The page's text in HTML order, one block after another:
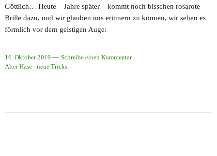
Göttlich… Heute – Jahre später – kommt noch bisschen rosarote
Brille dazu, und wir glauben uns erinnern zu können, wir sehen es
förmlich vor dem geistigen Auge:
16. Oktober 2019
Schreibe einen Kommentar
Alter Hase - neue Tricks